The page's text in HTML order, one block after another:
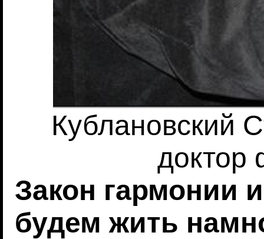
Кублановский
доктор
Закон гармонии
будем жить